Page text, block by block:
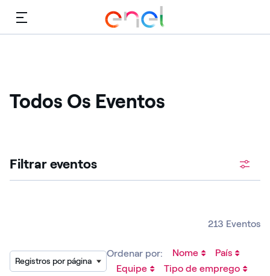
Cardápio
Todos Os Eventos
Filtrar eventos
213 Eventos
Registros por página
Ordenar por: